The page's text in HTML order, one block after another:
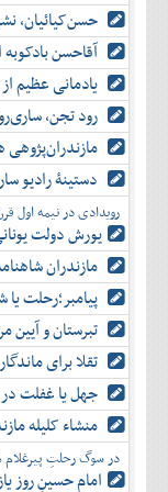
حسن‌کیائیان،
آقاحسن بادکوبه
یادمانی عظیم
رود تجن،
دستینۀ رادیو
رویدادی در نیمه اول
یورش دولت
مازندران
پیامبر؛رحلت
تبرستان و آیین
تقلا برای
جهل یا غفلت
منشاء کلیله
در سوگ رحلتِ پیرغلام
امام حسینِ روز